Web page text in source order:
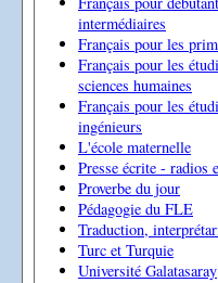
intermédiaires
Français pour les
Français pour les
sciences humaines
Français pour les
ingénieurs
L'école maternelle
Presse écrite - radios
Proverbe du jour
Pédagogie du FLE
Traduction,
Turc et Turquie
Université Galatasaray